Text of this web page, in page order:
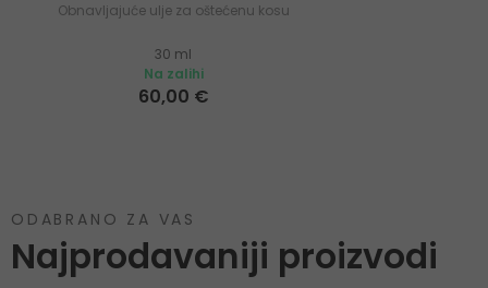
Obnavljajuće ulje za oštećenu kosu
30 ml
Na zalihi
60,00 €
ODABRANO ZA VAS
Najprodavaniji proizvodi